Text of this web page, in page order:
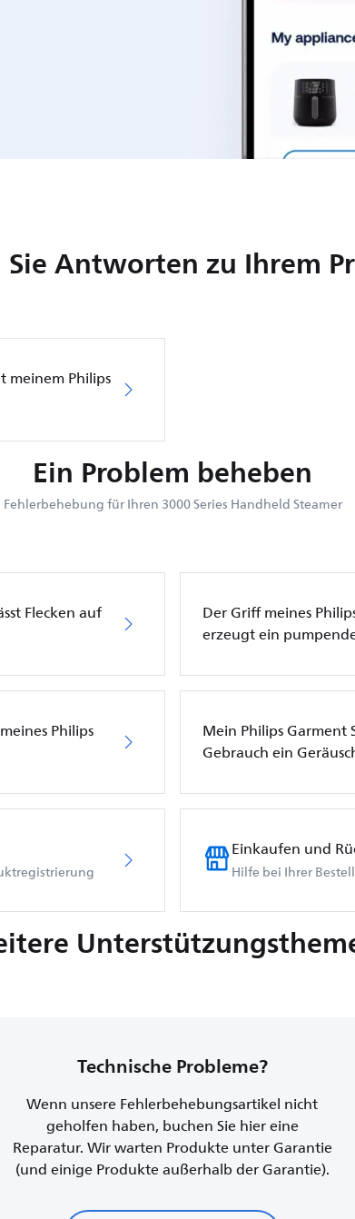
Sie Antworten zu Ihrem
meinem Philips
Ein Problem beheben
Fehlerbehebung für Ihren 3000 Series Handheld Steamer
Flecken auf
Der Griff meines
erzeugt ein
Philips
Mein Philips Garment
Gebrauch ein
Einkaufen und
Hilfe bei Ihrer
Technische Probleme?
Wenn unsere Fehlerbehebungsartikel nicht
geholfen haben, buchen Sie hier eine
Reparatur. Wir warten Produkte unter Garantie
(und einige Produkte außerhalb der Garantie).